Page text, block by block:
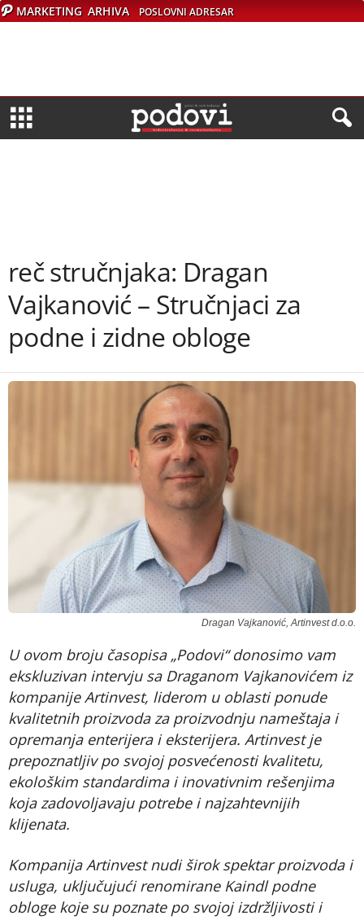
MARKETING ARHIVA POSLOVNI ADRESAR
reč stručnjaka: Dragan
Vajkanović – Stručnjaci za
podne i zidne obloge
Dragan Vajkanović, Artinvest d.o.o.
U ovom broju časopisa „Podovi“ donosimo vam
ekskluzivan intervju sa Draganom Vajkanovićem iz
kompanije Artinvest, liderom u oblasti ponude
kvalitetnih proizvoda za proizvodnju nameštaja i
opremanja enterijera i eksterijera. Artinvest je
prepoznatljiv po svojoj posvećenosti kvalitetu,
ekološkim standardima i inovativnim rešenjima
koja zadovoljavaju potrebe i najzahtevnijih
klijenata.
Kompanija Artinvest nudi širok spektar proizvoda i
usluga, uključujući renomirane Kaindl podne
obloge koje su poznate po svojoj izdržljivosti i